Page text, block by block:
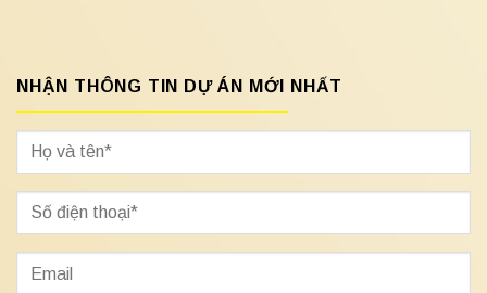
NHẬN THÔNG TIN DỰ ÁN MỚI NHẤT